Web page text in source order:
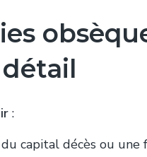
:
capital décès ou